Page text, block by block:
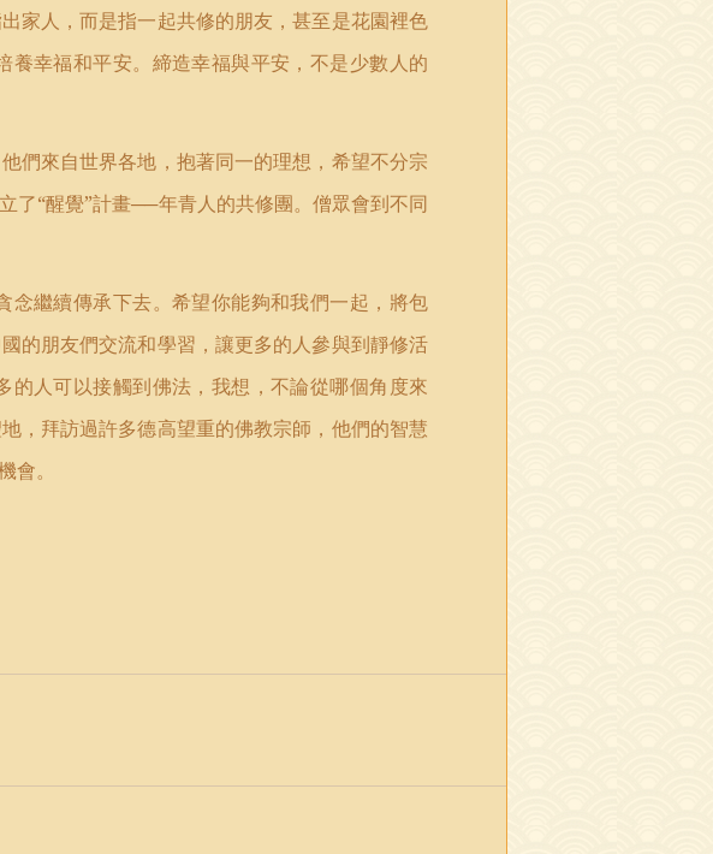
家人，而是指一起共修的朋友，甚至是花園裡色
幸福和平安。締造幸福與平安，不是少數人的
們來自世界各地，抱著同一的理想，希望不分宗
了“醒覺”計畫──年青人的共修團。僧眾會到不同
繼續傳承下去。希望你能夠和我們一起，將包
的朋友們交流和學習，讓更多的人參與到靜修活
人可以接觸到佛法，我想，不論從哪個角度來
，拜訪過許多德高望重的佛教宗師，他們的智慧
。